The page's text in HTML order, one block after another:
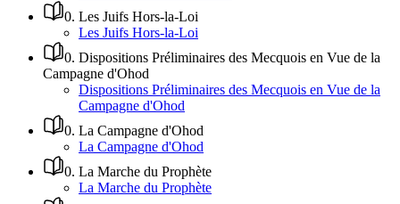
0. Les Juifs Hors-la-Loi
Les Juifs Hors-la-Loi
0. Dispositions Préliminaires des Mecquois en Vue de la
Campagne d'Ohod
Dispositions Préliminaires des Mecquois en Vue de la
Campagne d'Ohod
0. La Campagne d'Ohod
La Campagne d'Ohod
0. La Marche du Prophète
La Marche du Prophète